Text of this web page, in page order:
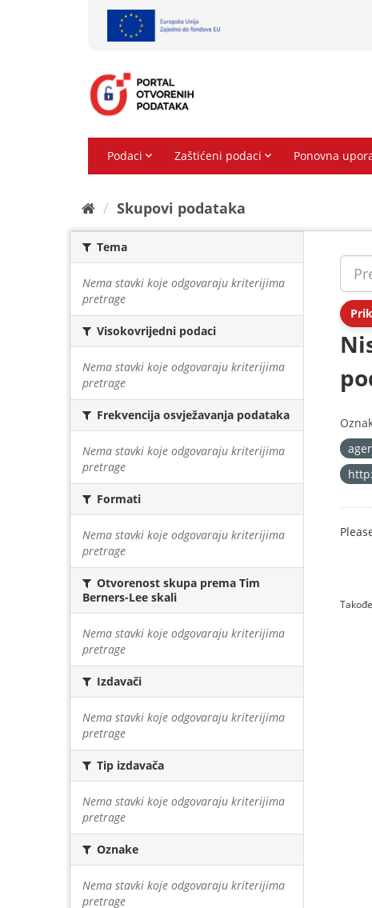
Skupovi podаtаkа
Tema
Nema stavki koje odgovaraju kriterijima
pretrage
Visokovrijedni podaci
Nema stavki koje odgovaraju kriterijima
pretrage
Frekvencija osvježavanja podataka
Nema stavki koje odgovaraju kriterijima
pretrage
Formati
Nema stavki koje odgovaraju kriterijima
pretrage
Otvorenost skupa prema Tim
Berners-Lee skali
Nema stavki koje odgovaraju kriterijima
pretrage
Izdavači
Nema stavki koje odgovaraju kriterijima
pretrage
Tip izdavača
Nema stavki koje odgovaraju kriterijima
pretrage
Oznake
Nema stavki koje odgovaraju kriterijima
pretrage